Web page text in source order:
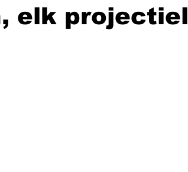
elk projectiel